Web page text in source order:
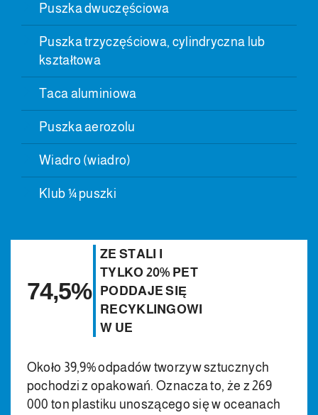
Puszka dwuczęściowa
Puszka trzyczęściowa, cylindryczna lub
kształtowa
Taca aluminiowa
Puszka aerozolu
Wiadro (wiadro)
Klub ¼ puszki
74,5%
ZE STALI I
TYLKO 20% PET
PODDAJE SIĘ
RECYKLINGOWI
W UE
Około 39,9% odpadów tworzyw sztucznych
pochodzi z opakowań. Oznacza to, że z 269
000 ton plastiku unoszącego się w oceanach